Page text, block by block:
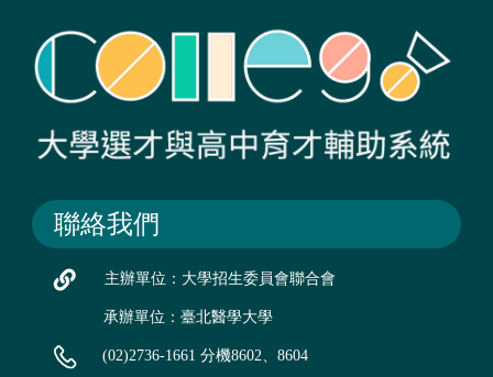
聯絡我們
主辦單位：大學招生委員會聯合會
承辦單位：臺北醫學大學
(02)2736-1661 分機8602、8604